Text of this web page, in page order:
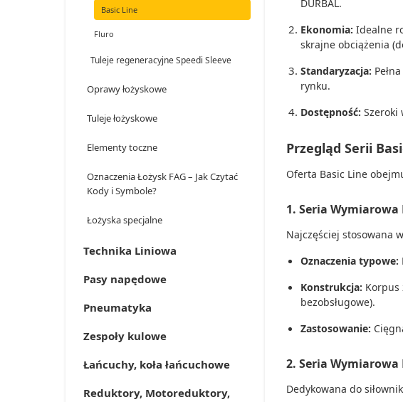
Basic Line
Fluro
Tuleje regeneracyjne Speedi Sleeve
Oprawy łożyskowe
Tuleje łożyskowe
Elementy toczne
Oznaczenia Łożysk FAG – Jak Czytać
Kody i Symbole?
Łożyska specjalne
Technika Liniowa
Pasy napędowe
Pneumatyka
Zespoły kulowe
Łańcuchy, koła łańcuchowe
Reduktory, Motoreduktory,
DURBAL.
Ekonomia: Idealne
skrajne obciążenia
Standaryzacja:
rynku.
Dostępność: Szeroki
Przegląd Serii
Oferta Basic Line
1. Seria
Najczęściej stosowana
Oznaczenia typowe:
Konstrukcja: Korpus
bezobsługowe).
Zastosowanie:
2. Seria Wymiarowa
Dedykowana do